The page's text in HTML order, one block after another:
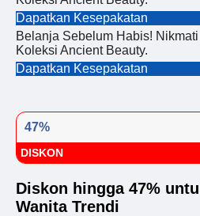
Dapatkan Kesepakatan
Belanja Sebelum Habis!
Koleksi Ancient Beauty.
Dapatkan Kesepakatan
47%
DISKON
Diskon hingga 47%
Wanita Trendi